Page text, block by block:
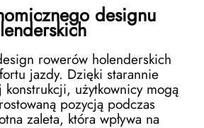
designu
rowerów holenderskich
jazdy. Dzięki starannie
konstrukcji, użytkownicy mogą
pozycją podczas
zaleta, która wpływa na